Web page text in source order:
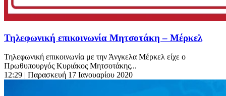
Τηλεφωνική επικοινωνία Μητσοτάκη – Μέρκελ
Τηλεφωνική επικοινωνία με την Άνγκελα Μέρκελ είχε ο
Πρωθυπουργός Κυριάκος Μητσοτάκης...
12:29 | Παρασκευή 17 Ιανουαρίου 2020